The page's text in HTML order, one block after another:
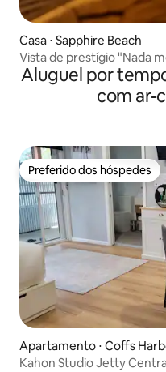
Casa ⋅ Sapphire Beach
Vista de
Aluguel por
com ar-
Preferido dos hóspedes
Preferido dos hóspedes
Apartamento ⋅ Coffs
Kahon Studio Jetty Central, moderno, aconchegante e